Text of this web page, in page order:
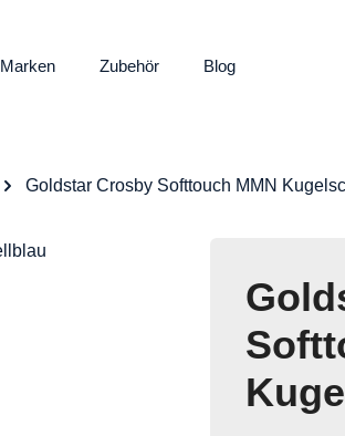
Marken Zubehör Blog
Goldstar Crosby Softtouch MMN